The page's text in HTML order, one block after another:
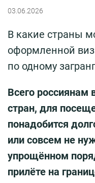
03.06.2026
В какие страны
оформленной
по одному
Всего россиянам
стран, для
понадобится
или совсем не
упрощённом
прилёте на